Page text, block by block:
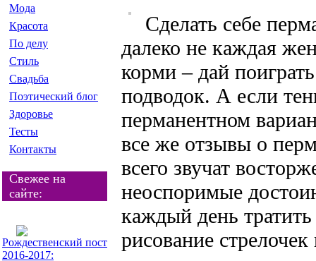
Мода
Красота
По делу
Стиль
Свадьба
Поэтический блог
Здоровье
Тесты
Контакты
Свежее на
сайте:
Рождественский пост
2016-2017:
Сделать себе
далеко не каждая
корми – дай
подводок. А если
перманентном
все же отзывы о
всего звучат
неоспоримые
каждый день
рисование